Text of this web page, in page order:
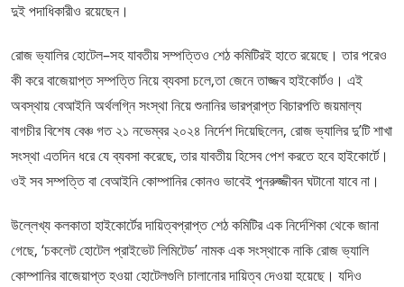
দুই পদাধিকারীও রয়েছেন।
রোজ ভ্যালির হোটেল–সহ যাবতীয় সম্পত্তিও শেঠ কমিটিরই হাতে রয়েছে। তার পরেও
কী করে বাজেয়াপ্ত সম্পত্তি নিয়ে ব্যবসা চলে,তা জেনে তাজ্জব হাইকোর্টও। এই
অবস্থায় বেআইনি অর্থলগ্নি সংস্থা নিয়ে শুনানির ভারপ্রাপ্ত বিচারপতি জয়মাল্য
বাগচীর বিশেষ বেঞ্চ গত ২১ নভেম্বর ২০২৪ নির্দেশ দিয়েছিলেন, রোজ ভ্যালির দু’টি শাখা
সংস্থা এতদিন ধরে যে ব্যবসা করেছে, তার যাবতীয় হিসেব পেশ করতে হবে হাইকোর্টে।
ওই সব সম্পত্তি বা বেআইনি কোম্পানির কোনও ভাবেই পুনরুজ্জীবন ঘটানো যাবে না।
উল্লেখ্য কলকাতা হাইকোর্টের দায়িত্বপ্রাপ্ত শেঠ কমিটির এক নির্দেশিকা থেকে জানা
গেছে, ‘চকলেট হোটেল প্রাইভেট লিমিটেড’ নামক এক সংস্থাকে নাকি রোজ ভ্যালি
কোম্পানির বাজেয়াপ্ত হওয়া হোটেলগুলি চালানোর দায়িত্ব দেওয়া হয়েছে। যদিও